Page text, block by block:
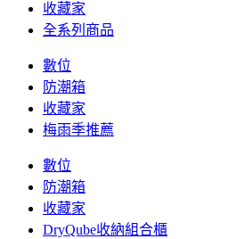
收藏家
全系列商品
數位
防潮箱
收藏家
梅雨季推薦
數位
防潮箱
收藏家
DryQube收納組合櫃